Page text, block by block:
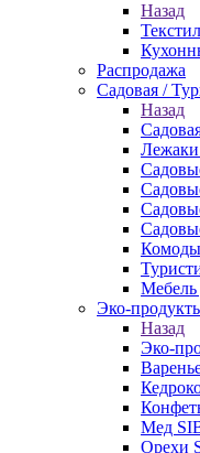
Назад
Распродажа
Садовая /
Назад
Мебель
Эко-
Назад
Эко-
Мед
Орехи